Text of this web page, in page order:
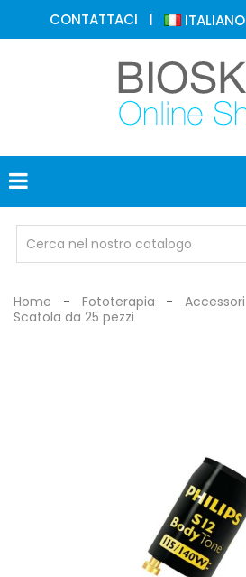
CONTATTACI ITALIANO
MEDICINA
ESTETICA
DERMATOLOGIA
FOTOTERAPIA
ELETTROMEDICALI
MEDICO
OCCHIALI
DI
Home Fototerapia Accessori
Scatola da 25 pezzi